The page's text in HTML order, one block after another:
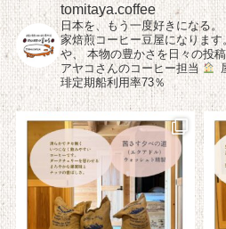
tomitaya.coffee
日本を、もう一度好きになる。
家焙煎コーヒー豆屋になります
や、 本物の豊かさを日々の投
アヤコさんのコーヒー担当
琲定期船利用率73％